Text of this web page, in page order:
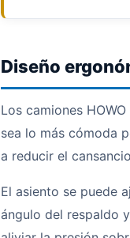
Diseño
Los camiones
sea lo más cómoda
a reducir el
El asiento se puede
ángulo del respaldo